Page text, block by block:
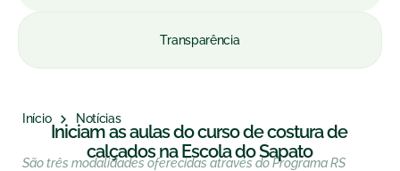
Transparência
Início Notícias
Iniciam as aulas do curso de costura de
calçados na Escola do Sapato
São três modalidades oferecidas através do Programa RS